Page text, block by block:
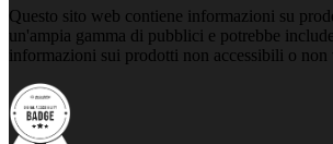
Questo sito web contiene informazioni su
un'ampia gamma di pubblici e potrebbe
informazioni sui prodotti non accessibili o non